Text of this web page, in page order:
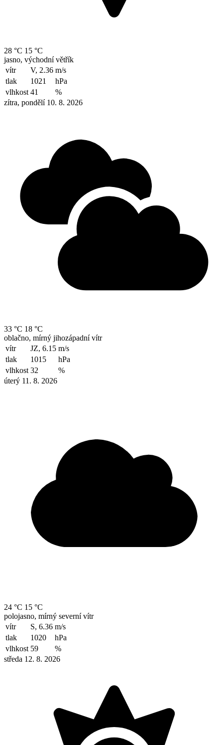
28 °C 15 °C
jasno, východní větřík
vítr
V, 2.36 m/s
tlak
1021
hPa
vlhkost 41
%
zítra, pondělí 10. 8. 2026
33 °C 18 °C
oblačno, mírný jihozápadní vítr
vítr
JZ, 6.15 m/s
tlak
1015
hPa
vlhkost 32
%
úterý 11. 8. 2026
24 °C 15 °C
polojasno, mírný severní vítr
vítr
S, 6.36 m/s
tlak
1020
hPa
vlhkost 59
%
středa 12. 8. 2026